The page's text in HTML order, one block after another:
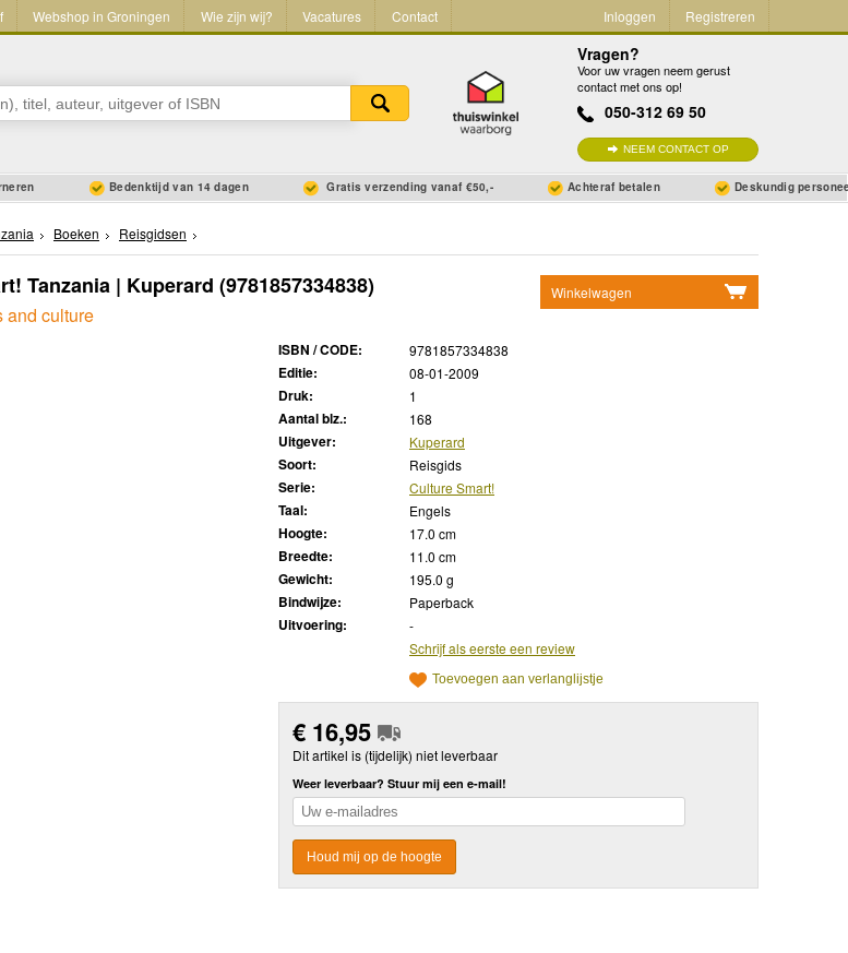
Webshop in Groningen Wie zijn wij? Vacatures Contact Inloggen Registreren
Vragen?
Voor uw vragen neem gerust
contact met ons op!
050-312 69 50
NEEM CONTACT OP
Bedenktijd van 14 dagen Gratis verzending vanaf €50,- Achteraf betalen Deskundig
Boeken Reisgidsen
Winkelwagen
Tanzania | Kuperard (9781857334838)
and culture
ISBN / CODE: 9781857334838
Editie: 08-01-2009
Druk: 1
Aantal blz.: 168
Uitgever: Kuperard
Soort: Reisgids
Serie: Culture Smart!
Taal: Engels
Hoogte: 17.0 cm
Breedte: 11.0 cm
Gewicht: 195.0 g
Bindwijze: Paperback
Uitvoering:
-
Schrijf als eerste een review
Toevoegen aan verlanglijstje
€ 16,95
Dit artikel is (tijdelijk) niet leverbaar
Weer leverbaar? Stuur mij een e-mail!
Houd mij op de hoogte